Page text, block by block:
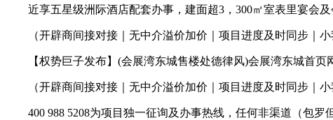
近享五星级洲际酒店配套办事，建面超3，300㎡室表里宴会及
（开辟商间接对接｜无中介溢价加价｜项目进度及时同步｜小
【权势巨子发布】(会展湾东城售楼处德律风)会展湾东城首页
（开辟商间接对接｜无中介溢价加价｜项目进度及时同步｜小
400 988 5208为项目独一征询及办事热线，任何非渠道（包罗